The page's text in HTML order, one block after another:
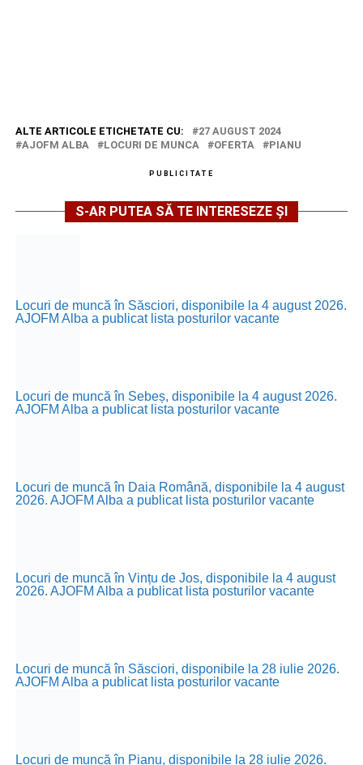
ALTE ARTICOLE ETICHETATE CU:
27 AUGUST 2024
AJOFM ALBA
LOCURI DE MUNCA OFERTA PIANU
PUBLICITATE
S-AR PUTEA SĂ TE INTERESEZE ȘI
Locuri de muncă în Săsciori, disponibile la 4 august 2026.
AJOFM Alba a publicat lista posturilor vacante
Locuri de muncă în Sebeș, disponibile la 4 august 2026.
AJOFM Alba a publicat lista posturilor vacante
Locuri de muncă în Daia Română, disponibile la 4 august
2026. AJOFM Alba a publicat lista posturilor vacante
Locuri de muncă în Vințu de Jos, disponibile la 4 august
2026. AJOFM Alba a publicat lista posturilor vacante
Locuri de muncă în Săsciori, disponibile la 28 iulie 2026.
AJOFM Alba a publicat lista posturilor vacante
Locuri de muncă în Pianu, disponibile la 28 iulie 2026.